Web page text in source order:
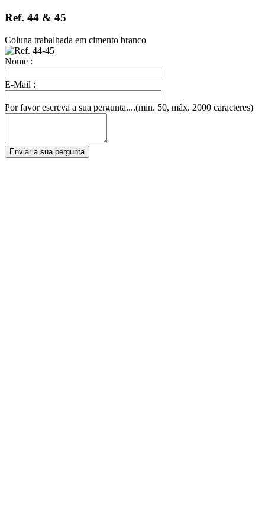
Ref. 44 & 45
Coluna trabalhada em cimento branco
Nome :
E-Mail :
Por favor escreva a sua pergunta....(min. 50, máx. 2000 caracteres)
Enviar a sua pergunta